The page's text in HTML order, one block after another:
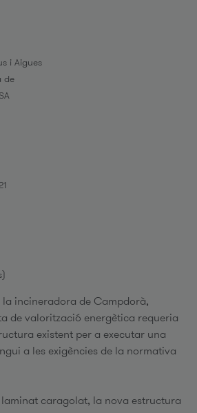
i Aigues
de
incineradora de Campdorà,
de valorització energètica requeria
existent per a executar una
a les exigències de la normativa
caragolat, la nova estructura